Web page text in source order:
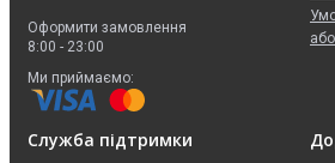
Оформити замовлення
8:00 - 23:00
Ми приймаємо:
Служба підтримки